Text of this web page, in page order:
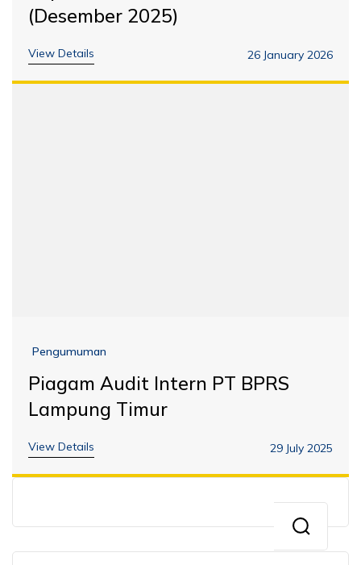
(Desember 2025)
View Details 26 January 2026
Pengumuman
Piagam Audit Intern PT BPRS
Lampung Timur
View Details 29 July 2025